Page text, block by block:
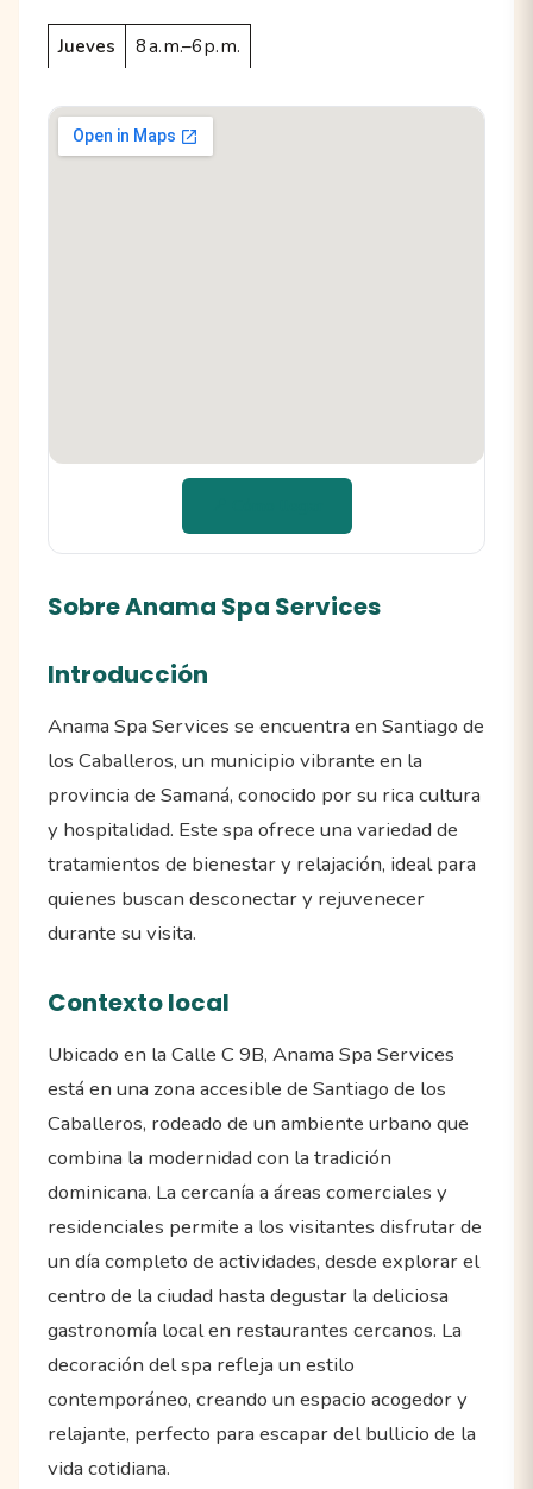
Jueves 8 a. m.–6 p. m.
Sobre Anama Spa Services
Introducción
Anama Spa Services se encuentra en Santiago de
los Caballeros, un municipio vibrante en la
provincia de Samaná, conocido por su rica cultura
y hospitalidad. Este spa ofrece una variedad de
tratamientos de bienestar y relajación, ideal para
quienes buscan desconectar y rejuvenecer
durante su visita.
Contexto local
Ubicado en la Calle C 9B, Anama Spa Services
está en una zona accesible de Santiago de los
Caballeros, rodeado de un ambiente urbano que
combina la modernidad con la tradición
dominicana. La cercanía a áreas comerciales y
residenciales permite a los visitantes disfrutar de
un día completo de actividades, desde explorar el
centro de la ciudad hasta degustar la deliciosa
gastronomía local en restaurantes cercanos. La
decoración del spa refleja un estilo
contemporáneo, creando un espacio acogedor y
relajante, perfecto para escapar del bullicio de la
vida cotidiana.